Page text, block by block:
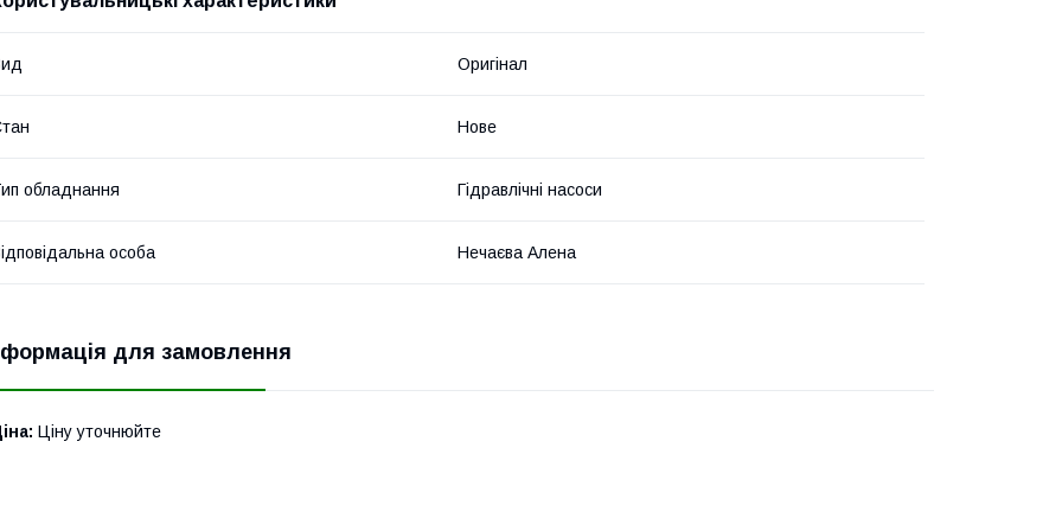
Оригінал
Нове
обладнання Гідравлічні насоси
особа Нечаєва Алена
для замовлення
Ціну уточнюйте